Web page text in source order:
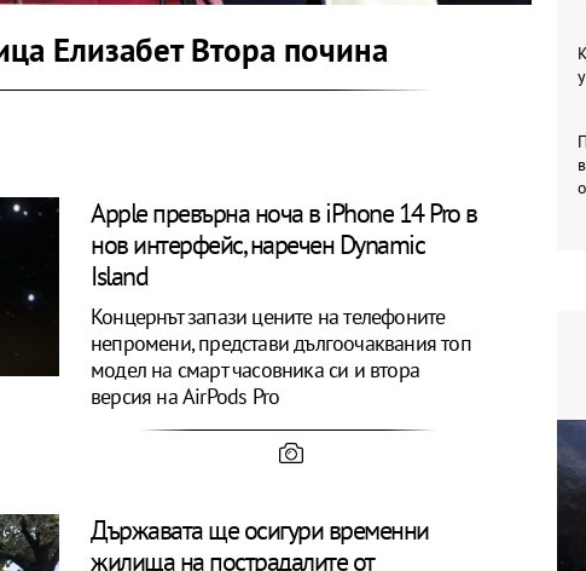
Елизабет Втора почина
Apple превърна ноча в iPhone 14 Pro в
нов интерфейс, наречен Dynamic
Island
Концернът запази цените на телефоните
непромени, представи дългоочаквания топ
модел на смарт часовника си и втора
версия на AirPods Pro
Държавата ще осигури временни
жилища на пострадалите от